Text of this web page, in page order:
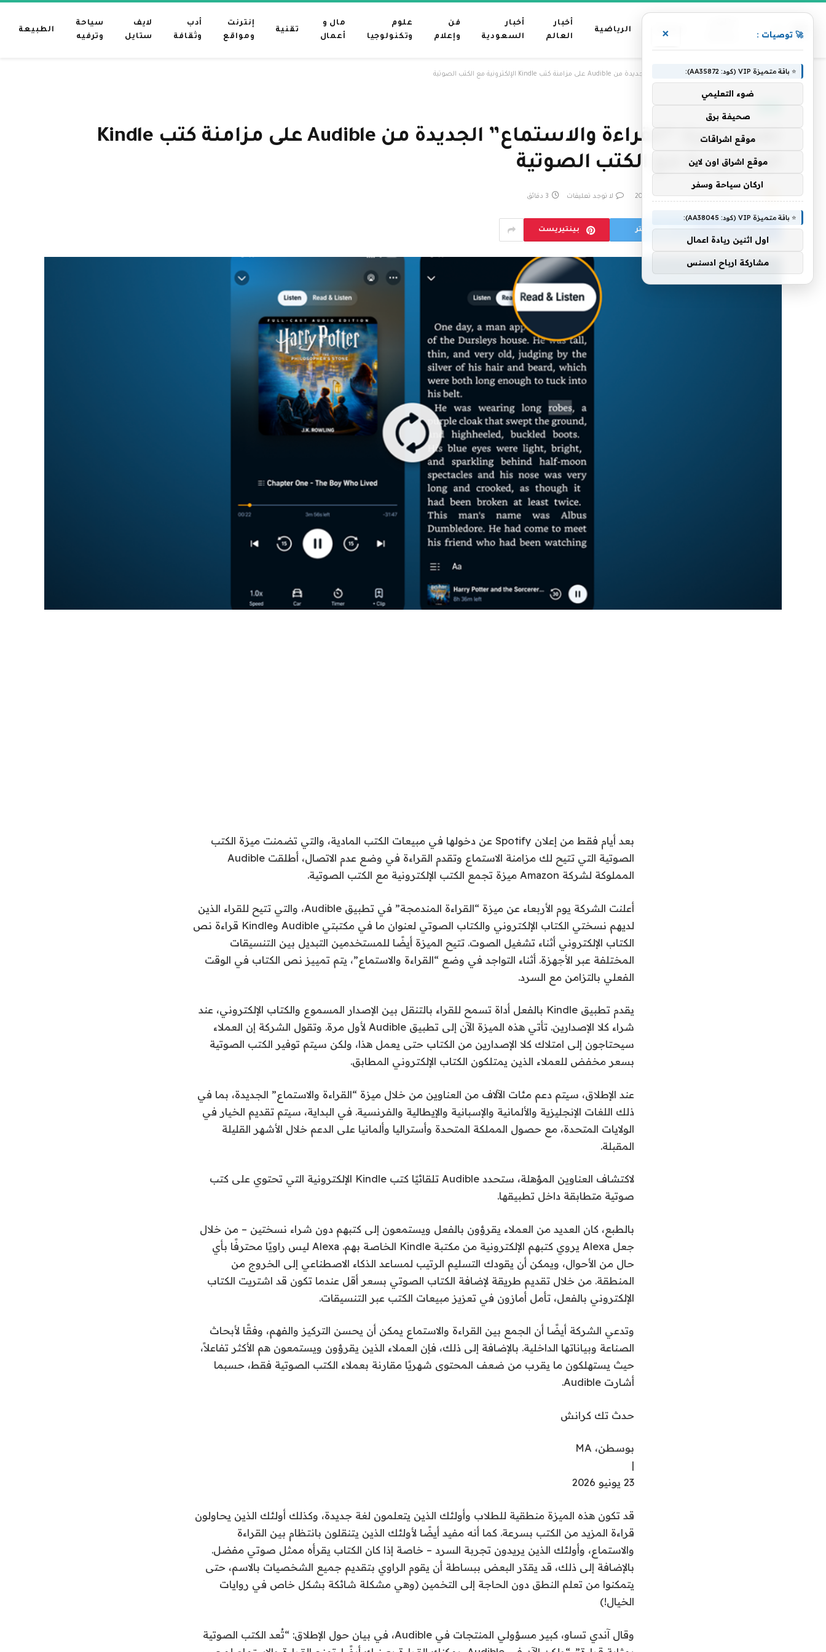
منوعات الرياضية
أخبار
العالم
أخبار
السعودية
فن
وإعلام
علوم
وتكنولوجيا
مال و
أعمال
تقنية
إنترنت
ومواقع
أدب
وثقافة
لايف
ستايل
سياحة
وترفيه
الطبيعة
الرئيسية » تعمل ميزة “القراءة والاستماع” الجديدة من Audible على مزامنة كتب Kindle الإلكترونية مع الكتب الصوتية
تعمل ميزة “القراءة والاستماع” الجديدة من Audible على مزامنة كتب Kindle
الإلكترونية مع الكتب الصوتية
بواسطة فريق التحرير 18 فبراير، 2026 لا توجد تعليقات 3 دقائق
فيسبوك تويتر بينتيريست
بعد أيام فقط من إعلان Spotify عن دخولها في مبيعات الكتب المادية، والتي تضمنت ميزة الكتب
الصوتية التي تتيح لك مزامنة الاستماع وتقدم القراءة في وضع عدم الاتصال، أطلقت Audible
المملوكة لشركة Amazon ميزة تجمع الكتب الإلكترونية مع الكتب الصوتية.
أعلنت الشركة يوم الأربعاء عن ميزة “القراءة المندمجة” في تطبيق Audible، والتي تتيح للقراء الذين
لديهم نسختي الكتاب الإلكتروني والكتاب الصوتي لعنوان ما في مكتبتي Audible وKindle قراءة نص
الكتاب الإلكتروني أثناء تشغيل الصوت. تتيح الميزة أيضًا للمستخدمين التبديل بين التنسيقات
المختلفة عبر الأجهزة. أثناء التواجد في وضع “القراءة والاستماع”، يتم تمييز نص الكتاب في الوقت
الفعلي بالتزامن مع السرد.
يقدم تطبيق Kindle بالفعل أداة تسمح للقراء بالتنقل بين الإصدار المسموع والكتاب الإلكتروني، عند
شراء كلا الإصدارين. تأتي هذه الميزة الآن إلى تطبيق Audible لأول مرة. وتقول الشركة إن العملاء
سيحتاجون إلى امتلاك كلا الإصدارين من الكتاب حتى يعمل هذا، ولكن سيتم توفير الكتب الصوتية
بسعر مخفض للعملاء الذين يمتلكون الكتاب الإلكتروني المطابق.
عند الإطلاق، سيتم دعم مئات الآلاف من العناوين من خلال ميزة “القراءة والاستماع” الجديدة، بما في
ذلك اللغات الإنجليزية والألمانية والإسبانية والإيطالية والفرنسية. في البداية، سيتم تقديم الخيار في
الولايات المتحدة، مع حصول المملكة المتحدة وأستراليا وألمانيا على الدعم خلال الأشهر القليلة
المقبلة.
لاكتشاف العناوين المؤهلة، ستحدد Audible تلقائيًا كتب Kindle الإلكترونية التي تحتوي على كتب
صوتية متطابقة داخل تطبيقها.
بالطبع، كان العديد من العملاء يقرؤون بالفعل ويستمعون إلى كتبهم دون شراء نسختين – من خلال
جعل Alexa يروي كتبهم الإلكترونية من مكتبة Kindle الخاصة بهم. Alexa ليس راويًا محترفًا بأي
حال من الأحوال، ويمكن أن يقودك التسليم الرتيب لمساعد الذكاء الاصطناعي إلى الخروج من
المنطقة. من خلال تقديم طريقة لإضافة الكتاب الصوتي بسعر أقل عندما تكون قد اشتريت الكتاب
الإلكتروني بالفعل، تأمل أمازون في تعزيز مبيعات الكتب عبر التنسيقات.
وتدعي الشركة أيضًا أن الجمع بين القراءة والاستماع يمكن أن يحسن التركيز والفهم، وفقًا لأبحاث
الصناعة وبياناتها الداخلية. بالإضافة إلى ذلك، فإن العملاء الذين يقرؤون ويستمعون هم الأكثر تفاعلاً،
حيث يستهلكون ما يقرب من ضعف المحتوى شهريًا مقارنة بعملاء الكتب الصوتية فقط، حسبما
أشارت Audible.
حدث تك كرانش
بوسطن، MA
|
23 يونيو 2026
قد تكون هذه الميزة منطقية للطلاب وأولئك الذين يتعلمون لغة جديدة، وكذلك أولئك الذين يحاولون
قراءة المزيد من الكتب بسرعة. كما أنه مفيد أيضًا لأولئك الذين يتنقلون بانتظام بين القراءة
والاستماع، وأولئك الذين يريدون تجربة السرد – خاصة إذا كان الكتاب يقرأه ممثل صوتي مفضل.
بالإضافة إلى ذلك، قد يقدّر البعض ببساطة أن يقوم الراوي بتقديم جميع الشخصيات بالاسم، حتى
يتمكنوا من تعلم النطق دون الحاجة إلى التخمين (وهي مشكلة شائكة بشكل خاص في روايات
الخيال!)
وقال آندي تساو، كبير مسؤولي المنتجات في Audible، في بيان حول الإطلاق: “تُعد الكتب الصوتية
🚀 توصيات : ×
⭐ باقة متميزة VIP (كود: AA35872):
ضوء التعليمي
صحيفة برق
موقع اشراقات
موقع اشراق اون لاين
اركان سياحة وسفر
⭐ باقة متميزة VIP (كود: AA38045):
اول اثنين ريادة اعمال
مشاركة ارباح ادسنس